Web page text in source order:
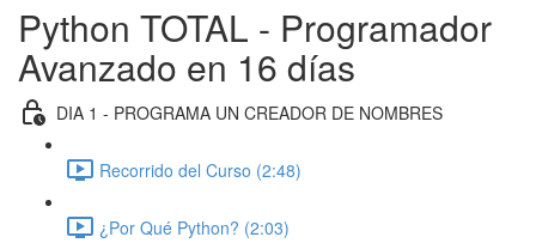
Python TOTAL - Programador
Avanzado en 16 días
DIA 1 - PROGRAMA UN CREADOR DE NOMBRES
Recorrido del Curso (2:48)
¿Por Qué Python? (2:03)